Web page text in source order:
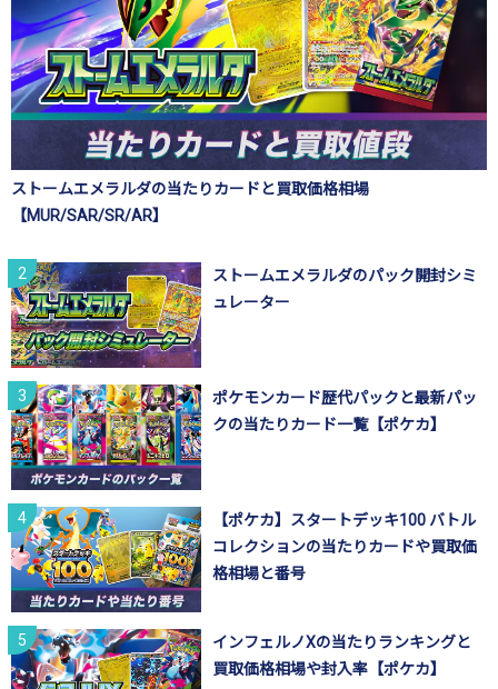
ストームエメラルダの当たりカードと買取価格相場
【MUR/SAR/SR/AR】
ストームエメラルダのパック開封シミ
ュレーター
ポケモンカード歴代パックと最新パッ
クの当たりカード一覧【ポケカ】
【ポケカ】スタートデッキ100 バトル
コレクションの当たりカードや買取価
格相場と番号
インフェルノXの当たりランキングと
買取価格相場や封入率【ポケカ】